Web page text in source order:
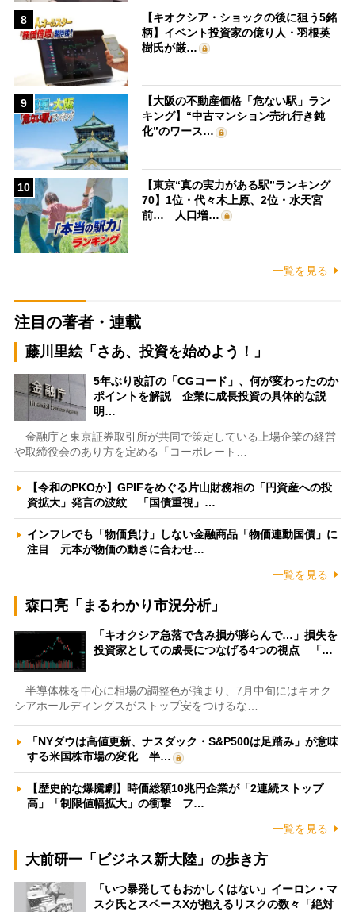
8
【キオクシア・ショックの後に狙う5銘
柄】イベント投資家の億り人・羽根英
樹氏が厳…
9
【大阪の不動産価格「危ない駅」ラン
キング】“中古マンション売れ行き鈍
化”のワース…
10
【東京“真の実力がある駅”ランキング
70】1位・代々木上原、2位・水天宮
前… 人口増…
一覧を見る
注目の著者・連載
藤川里絵「さあ、投資を始めよう！」
5年ぶり改訂の「CGコード」、何が変わったのか
ポイントを解説 企業に成長投資の具体的な説
明…
金融庁と東京証券取引所が共同で策定している上場企業の経営
や取締役会のあり方を定める「コーポレート…
【令和のPKOか】GPIFをめぐる片山財務相の「円資産への投
資拡大」発言の波紋 「国債重視」…
インフレでも「物価負け」しない金融商品「物価連動国債」に
注目 元本が物価の動きに合わせ…
一覧を見る
森口亮「まるわかり市況分析」
「キオクシア急落で含み損が膨らんで…」損失を
投資家としての成長につなげる4つの視点 「…
半導体株を中心に相場の調整色が強まり、7月中旬にはキオク
シアホールディングスがストップ安をつけるな…
「NYダウは高値更新、ナスダック・S&P500は足踏み」が意味
する米国株市場の変化 半…
【歴史的な爆騰劇】時価総額10兆円企業が「2連続ストップ
高」「制限値幅拡大」の衝撃 フ…
一覧を見る
大前研一「ビジネス新大陸」の歩き方
「いつ暴発してもおかしくはない」イーロン・マ
スク氏とスペースXが抱えるリスクの数々「絶対